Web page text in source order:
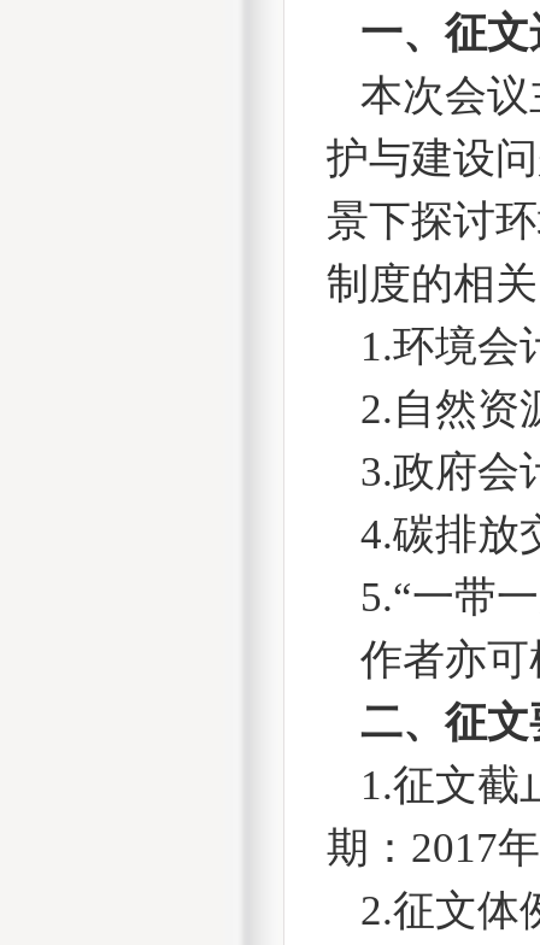
一、征文
本次会
护与建设
景下探讨
制度的相
1.环境会
2.自然资
3.政府会
4.碳排放
5.“一带
作者亦
二、征文
1.征文截
期： 2017年
2.征文体